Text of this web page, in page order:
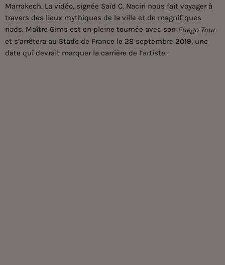
Marrakech. La vidéo, signée Saïd C. Naciri nous fait voyager à
travers des lieux mythiques de la ville et de magnifiques
riads. Maître Gims est en pleine tournée avec son Fuego Tour
et s’arrêtera au Stade de France le 28 septembre 2019, une
date qui devrait marquer la carrière de l’artiste.